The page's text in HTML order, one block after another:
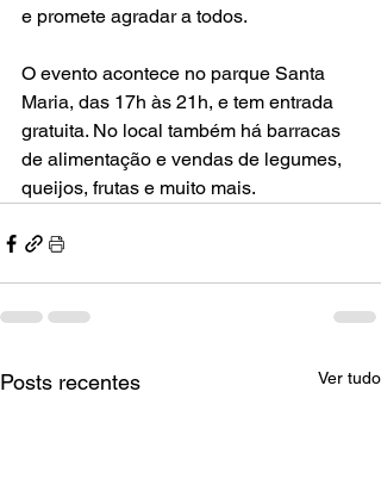
e promete agradar a todos.
O evento acontece no parque Santa
Maria, das 17h às 21h, e tem entrada
gratuita. No local também há barracas
de alimentação e vendas de legumes,
queijos, frutas e muito mais.
Posts recentes Ver tudo